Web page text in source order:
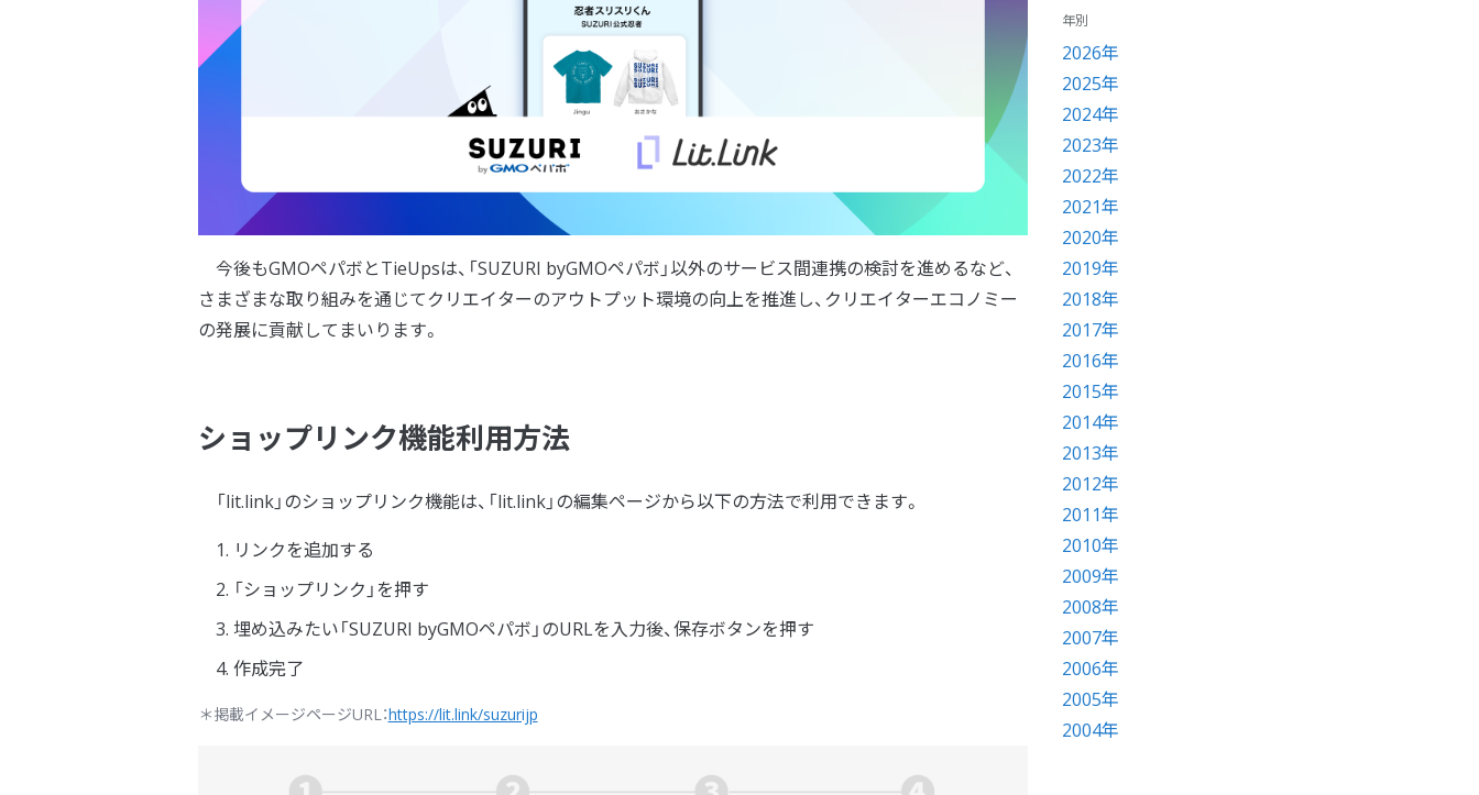
今後もGMOペパボとTieUpsは、「SUZURI byGMOペパボ」以外のサービス間連携の検討を進めるなど、
さまざまな取り組みを通じてクリエイターのアウトプット環境の向上を推進し、クリエイターエコノミー
の発展に貢献してまいります。
ショップリンク機能利用方法
「lit.link」のショップリンク機能は、「lit.link」の編集ページから以下の方法で利用できます。
リンクを追加する
「ショップリンク」を押す
埋め込みたい「SUZURI byGMOペパボ」のURLを入力後、保存ボタンを押す
作成完了
＊掲載イメージページURL：https://lit.link/suzurijp
年別
2026年
2025年
2024年
2023年
2022年
2021年
2020年
2019年
2018年
2017年
2016年
2015年
2014年
2013年
2012年
2011年
2010年
2009年
2008年
2007年
2006年
2005年
2004年